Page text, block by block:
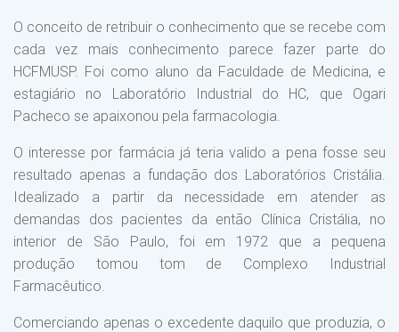
O conceito de retribuir o conhecimento que se recebe com
cada vez mais conhecimento parece fazer parte do
HCFMUSP. Foi como aluno da Faculdade de Medicina, e
estagiário no Laboratório Industrial do HC, que Ogari
Pacheco se apaixonou pela farmacologia.
O interesse por farmácia já teria valido a pena fosse seu
resultado apenas a fundação dos Laboratórios Cristália.
Idealizado a partir da necessidade em atender as
demandas dos pacientes da então Clínica Cristália, no
interior de São Paulo, foi em 1972 que a pequena
produção tomou tom de Complexo Industrial
Farmacêutico.
Comerciando apenas o excedente daquilo que produzia, o